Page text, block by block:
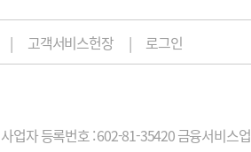
고객서비스헌장 로그인
사업자 등록번호 : 602-81-35420 금융서비스업